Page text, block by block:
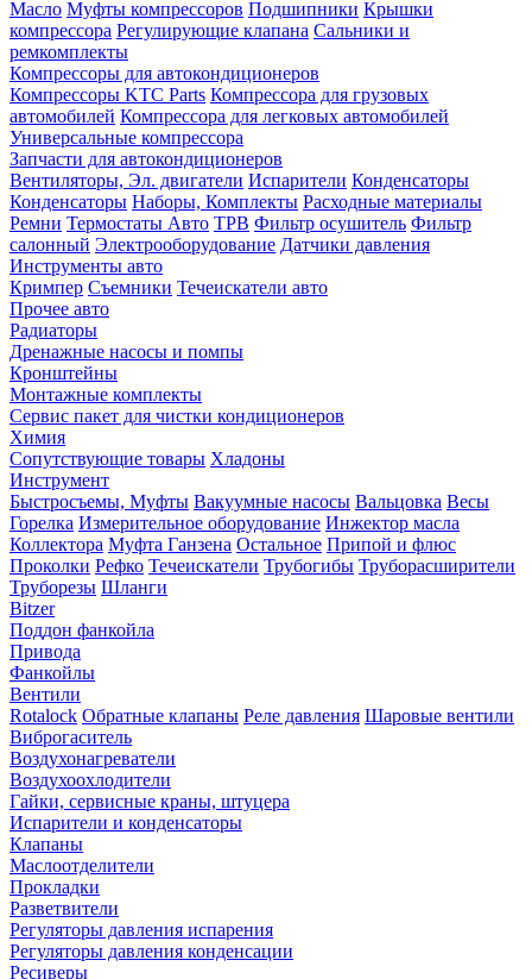
Масло Муфты компрессоров Подшипники Крышки
компрессора Регулирующие клапана Сальники и
ремкомплекты
Компрессоры для автокондиционеров
Компрессоры KTC Parts Компрессора для грузовых
автомобилей Компрессора для легковых автомобилей
Универсальные компрессора
Запчасти для автокондиционеров
Вентиляторы, Эл. двигатели Испарители Конденсаторы
Конденсаторы Наборы, Комплекты Расходные материалы
Ремни Термостаты Авто ТРВ Фильтр осушитель Фильтр
салонный Электрооборудование Датчики давления
Инструменты авто
Кримпер Съемники Течеискатели авто
Прочее авто
Радиаторы
Дренажные насосы и помпы
Кронштейны
Монтажные комплекты
Сервис пакет для чистки кондиционеров
Химия
Сопутствующие товары Хладоны
Инструмент
Быстросъемы, Муфты Вакуумные насосы Вальцовка Весы
Горелка Измерительное оборудование Инжектор масла
Коллектора Муфта Ганзена Остальное Припой и флюс
Проколки Рефко Течеискатели Трубогибы Труборасширители
Труборезы Шланги
Bitzer
Поддон фанкойла
Привода
Фанкойлы
Вентили
Rotalock Обратные клапаны Реле давления Шаровые вентили
Виброгаситель
Воздухонагреватели
Воздухоохлодители
Гайки, сервисные краны, штуцера
Испарители и конденсаторы
Клапаны
Маслоотделители
Прокладки
Разветвители
Регуляторы давления испарения
Регуляторы давления конденсации
Ресиверы